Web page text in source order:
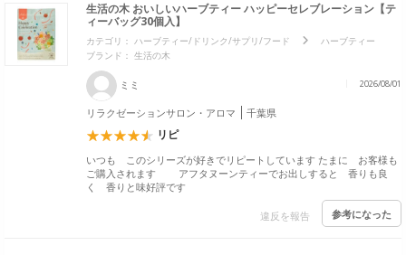
生活の木 おいしいハーブティー ハッピーセレブレーション【テ
ィーバッグ30個入】
カテゴリ： ハーブティー/ドリンク/サプリ/フード
ハーブティー
ブランド： 生活の木
ミミ 2026/08/01
リラクゼーションサロン・アロマ 千葉県
リピ
いつも このシリーズが好きでリピートしています たまに お客様も
ご購入されます アフタヌーンティーでお出しすると 香りも良
く 香りと味好評です
違反を報告 参考になった